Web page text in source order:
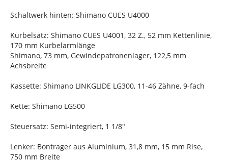
Schaltwerk hinten: Shimano CUES U4000
Kurbelsatz: Shimano CUES U4001, 32 Z., 52 mm Kettenlinie,
170 mm Kurbelarmlänge
Shimano, 73 mm, Gewindepatronenlager, 122,5 mm
Achsbreite
Kassette: Shimano LINKGLIDE LG300, 11-46 Zähne, 9-fach
Kette: Shimano LG500
Steuersatz: Semi-integriert, 1 1/8"
Lenker: Bontrager aus Aluminium, 31,8 mm, 15 mm Rise,
750 mm Breite